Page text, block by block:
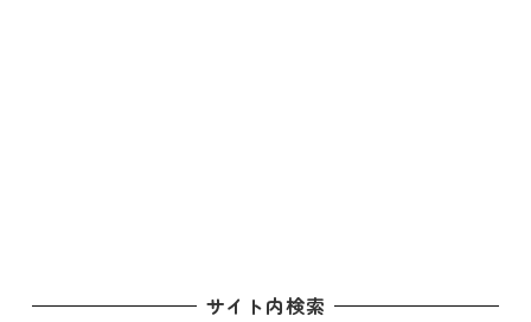
サイト内検索